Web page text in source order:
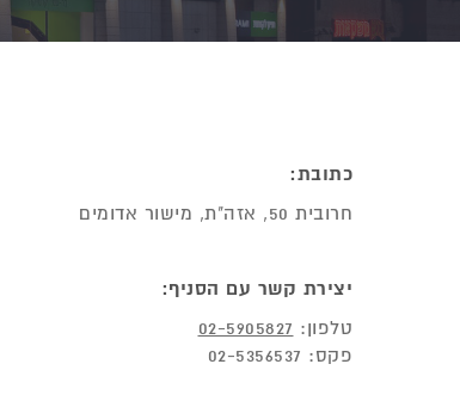
כתובת:
חרובית 50, אזה"ת, מישור אדומים
יצירת קשר עם הסניף:
טלפון: 02-5905827
פקס: 02-5356537